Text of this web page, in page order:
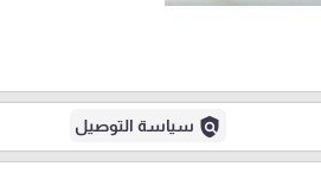
policy سياسة التوصيل